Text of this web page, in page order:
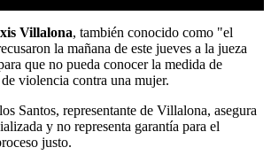
Villalona, también conocido como "el
la mañana de este jueves a la jueza
que no pueda conocer la medida de
violencia contra una mujer.
Santos, representante de Villalona, asegura
y no representa garantía para el
justo.